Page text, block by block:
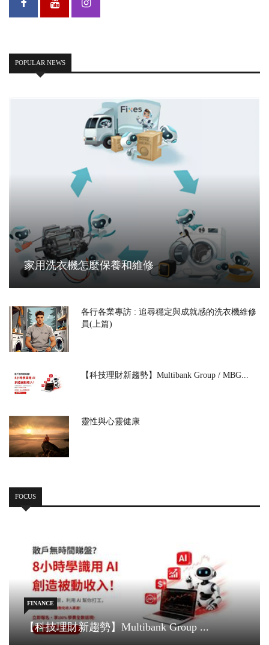
POPULAR NEWS
家用洗衣機怎麼保養和維修
各行各業專訪 : 追尋穩定與成就感的洗衣機維修
員(上篇)
【科技理財新趨勢】Multibank Group / MBG...
靈性與心靈健康
FOCUS
FINANCE
【科技理財新趨勢】Multibank Group ...